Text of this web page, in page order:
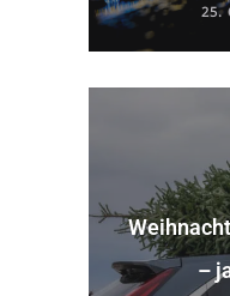
25.
–